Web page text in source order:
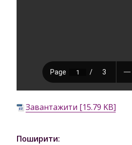
Завантажити [15.79 KB]
Поширити: